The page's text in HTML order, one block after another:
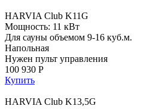
HARVIA Club K11G
Мощность: 11 кВт
Для сауны объемом 9-16 куб.м.
Напольная
Нужен пульт управления
100 930 Р
Купить
HARVIA Club K13,5G